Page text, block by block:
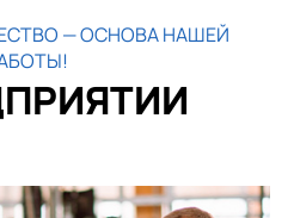
— ОСНОВА НАШЕЙ